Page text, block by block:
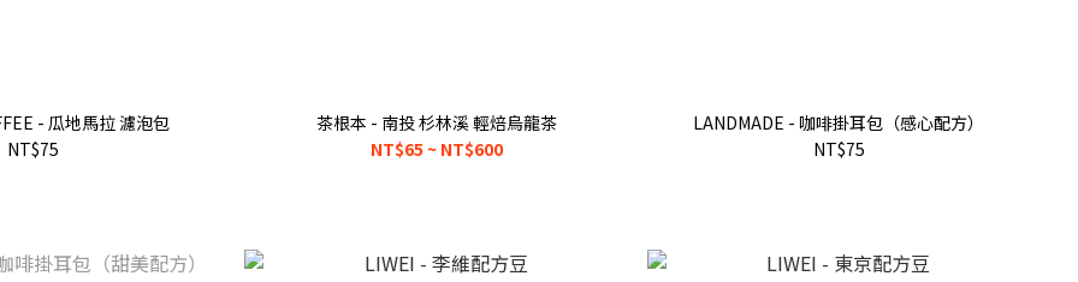
- 瓜地馬拉 濾泡包
NT$75
茶根本 - 南投 杉林溪 輕焙烏龍茶
NT$65 ~ NT$600
LANDMADE - 咖啡掛耳包（感心配方）
NT$75